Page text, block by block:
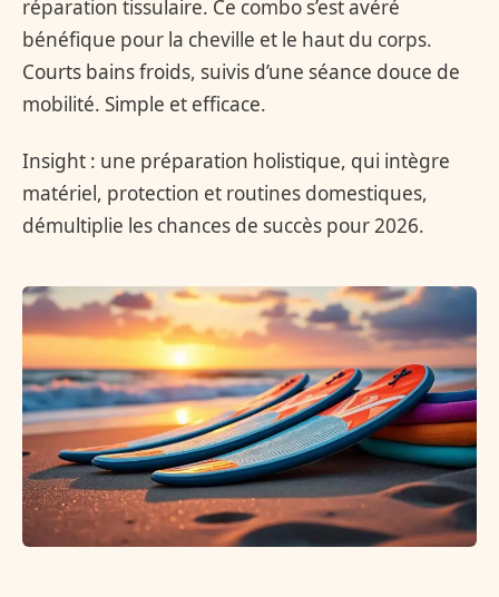
réparation tissulaire. Ce combo s’est avéré
bénéfique pour la cheville et le haut du corps.
Courts bains froids, suivis d’une séance douce de
mobilité. Simple et efficace.
Insight : une préparation holistique, qui intègre
matériel, protection et routines domestiques,
démultiplie les chances de succès pour 2026.